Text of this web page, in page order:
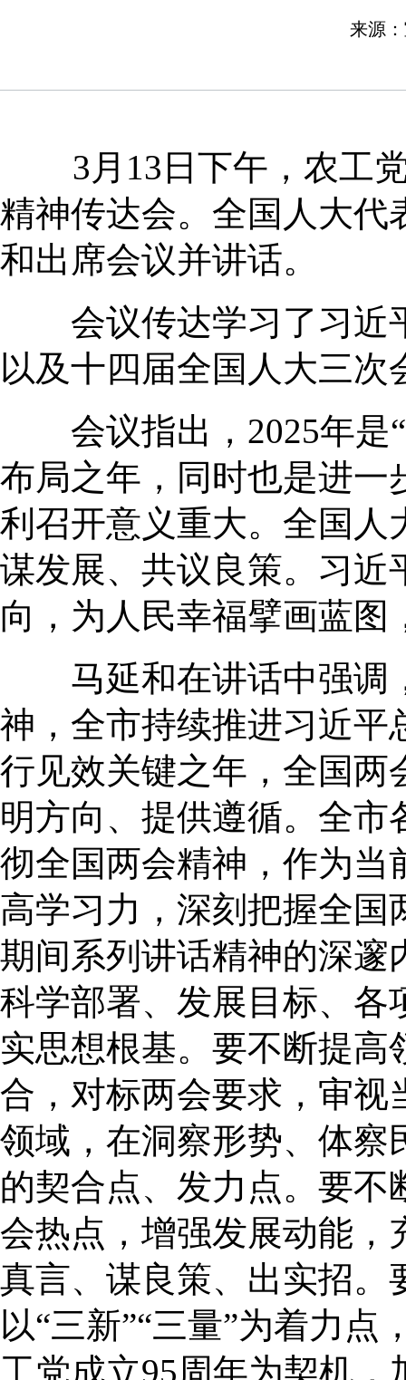
来源
3月13日下午，农工
精神传达会。全国人大代
和出席会议并讲话。
会议传达学习了习近
以及十四届全国人大三
会议指出，2025年是“
布局之年，同时也是进一
利召开意义重大。全国人
谋发展、共议良策。习近
向，为人民幸福擘画蓝
马延和在讲话中强调
神，全市持续推进习近平
行见效关键之年，全国两
明方向、提供遵循。全
彻全国两会精神，作为当
高学习力，深刻把握全国
期间系列讲话精神的深邃
科学部署、发展目标、各
实思想根基。要不断提
合，对标两会要求，审视
领域，在洞察形势、体察
的契合点、发力点。要
会热点，增强发展动能，
真言、谋良策、出实招。
以“三新”“三量”为着力
工党成立95周年为契机